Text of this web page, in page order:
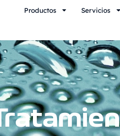
Productos Servicios